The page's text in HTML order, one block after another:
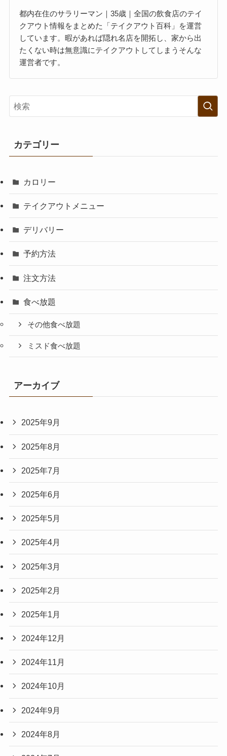
都内在住のサラリーマン｜35歳｜全国の飲食店のテイ
クアウト情報をまとめた「テイクアウト百科」を運営
しています。暇があれば隠れ名店を開拓し、家から出
たくない時は無意識にテイクアウトしてしまうそんな
運営者です。
カテゴリー
カロリー
テイクアウトメニュー
デリバリー
予約方法
注文方法
食べ放題
その他食べ放題
ミスド食べ放題
アーカイブ
2025年9月
2025年8月
2025年7月
2025年6月
2025年5月
2025年4月
2025年3月
2025年2月
2025年1月
2024年12月
2024年11月
2024年10月
2024年9月
2024年8月